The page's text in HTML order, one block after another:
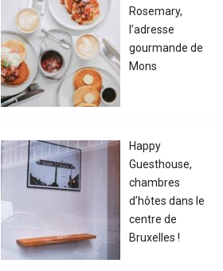
Rosemary,
l’adresse
gourmande de
Mons
Happy
Guesthouse,
chambres
d’hôtes dans le
centre de
Bruxelles !